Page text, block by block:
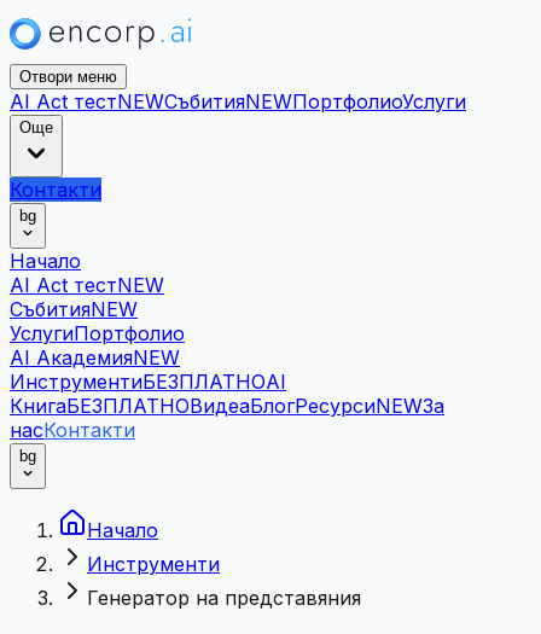
Отвори меню
AI Act тестNEWСъбитияNEWПортфолиоУслуги
Още
Контакти
bg
Начало
AI Act тестNEW
СъбитияNEW
УслугиПортфолио
AI АкадемияNEW
ИнструментиБЕЗПЛАТНОAI
КнигаБЕЗПЛАТНОВидеаБлогРесурсиNEWЗа
насКонтакти
bg
Начало
Инструменти
Генератор на представяния